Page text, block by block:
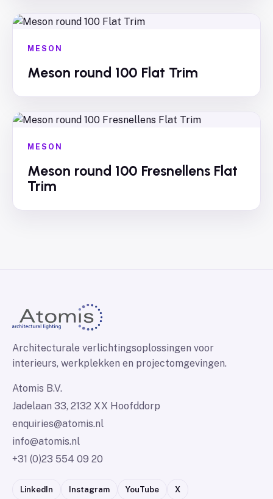
MESON
Meson round 100 Flat Trim
MESON
Meson round 100 Fresnellens Flat
Trim
Architecturale verlichtingsoplossingen voor
interieurs, werkplekken en projectomgevingen.
Atomis B.V.
Jadelaan 33, 2132 XX Hoofddorp
enquiries@atomis.nl
info@atomis.nl
+31 (0)23 554 09 20
LinkedIn Instagram YouTube X